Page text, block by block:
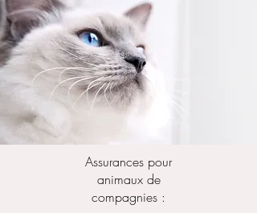
Assurances pour
animaux de
compagnies :